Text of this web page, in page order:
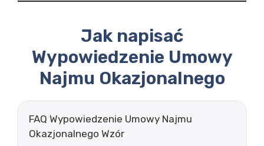
Jak napisać
Wypowiedzenie Umowy
Najmu Okazjonalnego
FAQ Wypowiedzenie Umowy Najmu
Okazjonalnego Wzór